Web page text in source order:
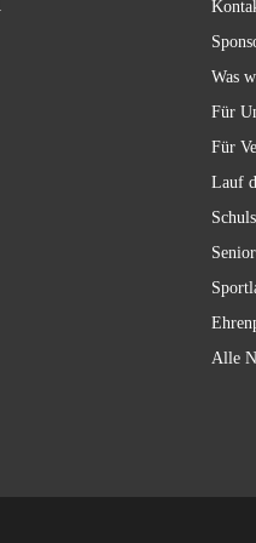
Was
Für
Für
Lauf
Alle